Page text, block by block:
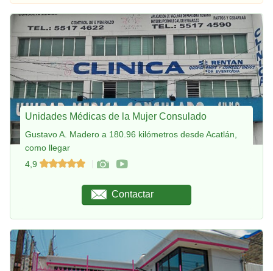
Unidades Médicas de la Mujer Consulado
Gustavo A. Madero a 180.96 kilómetros desde Acatlán,
como llegar
4,9
Contactar